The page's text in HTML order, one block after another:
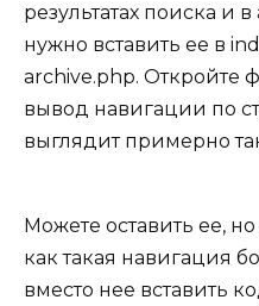
результатах поиска и
нужно вставить ее в
archive.php. Откройте
вывод навигации по
выглядит примерно
Можете оставить ее,
как такая навигация
вместо нее вставить